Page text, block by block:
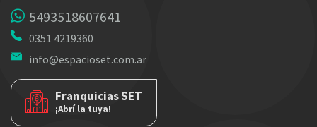
5493518607641
0351 4219360
info@espacioset.com.ar
Franquicias SET
¡Abrí la tuya!